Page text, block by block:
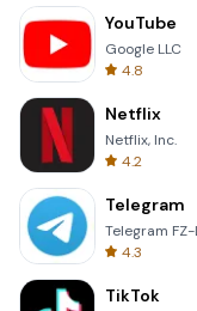
YouTube
Google LLC
4.8
Netflix
Netflix, Inc.
4.2
Telegram
Telegram FZ-
4.3
TikTok